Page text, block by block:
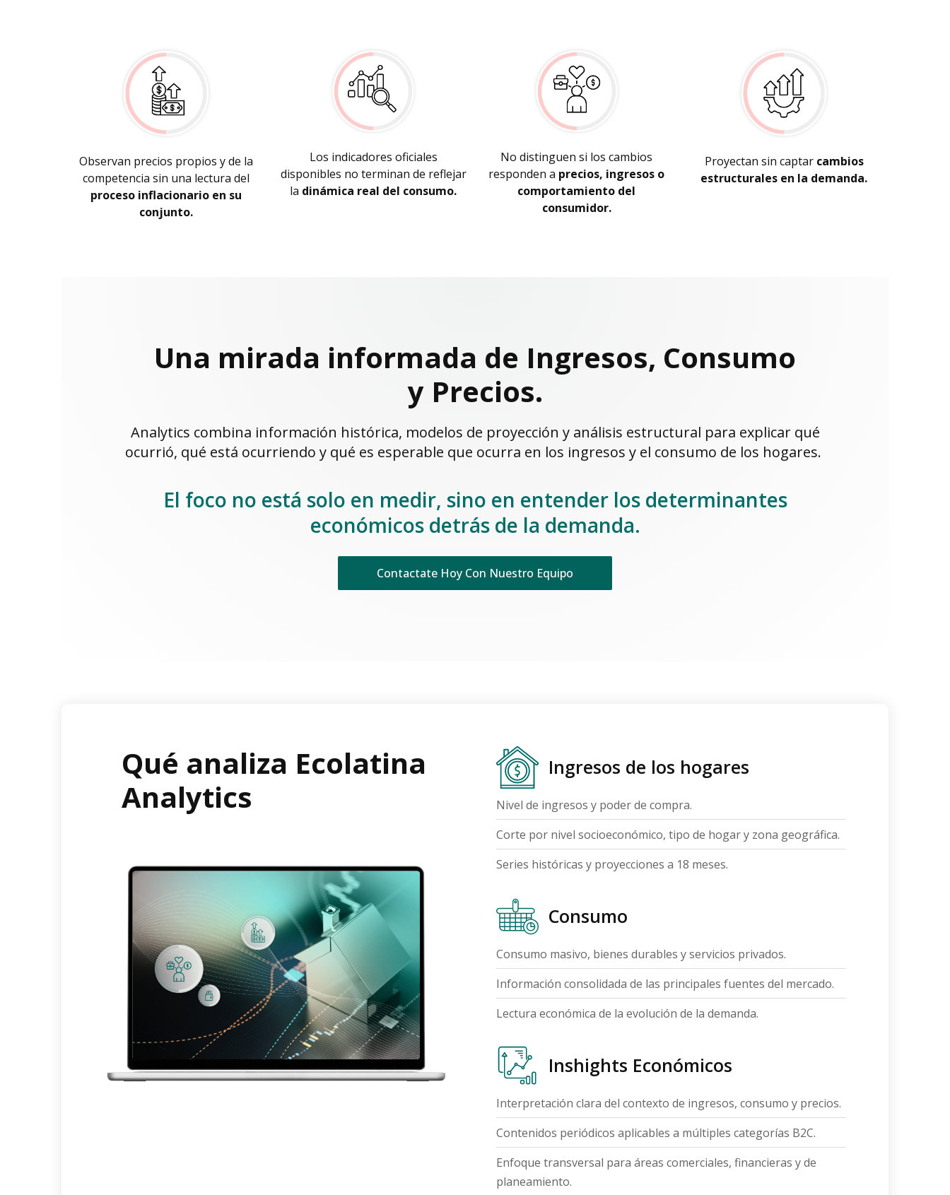
Observan precios propios y de la
competencia sin una lectura del
proceso inflacionario en su
conjunto.
Los indicadores oficiales
disponibles no terminan de reflejar
la dinámica real del consumo.
No distinguen si los cambios
responden a precios, ingresos o
comportamiento del
consumidor.
Proyectan sin captarcambios
estructurales en la demanda.
Una mirada informada de Ingresos, Consumo
y Precios.
Analytics combina información histórica, modelos de proyección y análisis estructural para explicar qué
ocurrió, qué está ocurriendo y qué es esperable que ocurra en los ingresos y el consumo de los hogares.
El foco no está solo en medir, sino en entender los determinantes
económicos detrás de la demanda.
Contactate Hoy Con Nuestro Equipo
Qué analiza Ecolatina
Analytics
Ingresos de los hogares
Nivel de ingresos y poder de compra.
Corte por nivel socioeconómico, tipo de hogar y zona geográfica.
Series históricas y proyecciones a 18 meses.
Consumo
Consumo masivo, bienes durables y servicios privados.
Información consolidada de las principales fuentes del mercado.
Lectura económica de la evolución de la demanda.
Inshights Económicos
Interpretación clara del contexto de ingresos, consumo y precios.
Contenidos periódicos aplicables a múltiples categorías B2C.
Enfoque transversal para áreas comerciales, financieras y de
planeamiento.